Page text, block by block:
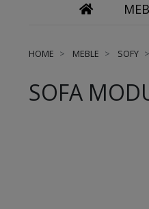
HOME MEBLE SOFY
SOFA